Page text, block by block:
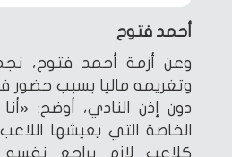
أحمد فتوح
وعن أزمة أحمد فتوح، نجم
وتغريمه ماليا بسبب حضور
دون إذن النادي، أوضح:
الخاصة التي يعيشها
كلاعب لازم يراجع